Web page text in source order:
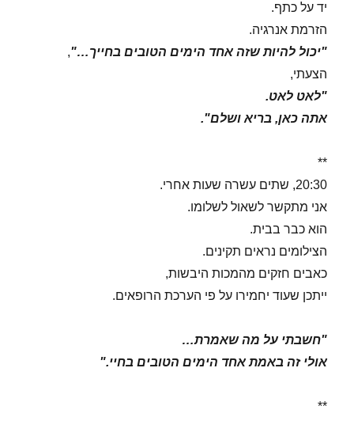
יד על כתף.
הזרמת אנרגיה.
"יכול להיות שזה אחד הימים הטובים בחייך…",
הצעתי,
"לאט לאט.
אתה כאן, בריא ושלם".
**
20:30, שתים עשרה שעות אחרי.
אני מתקשר לשאול לשלומו.
הוא כבר בבית.
הצילומים נראים תקינים.
כאבים חזקים מהמכות היבשות,
ייתכן שעוד יחמירו על פי הערכת הרופאים.
"חשבתי על מה שאמרת…
אולי זה באמת אחד הימים הטובים בחיי."
**